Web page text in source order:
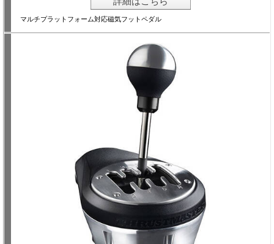
マルチプラットフォーム対応磁気フットペダル